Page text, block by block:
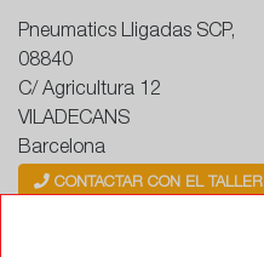
Pneumatics Lligadas SCP,
08840
C/ Agricultura 12
VILADECANS
Barcelona
CONTACTAR CON EL TALLER